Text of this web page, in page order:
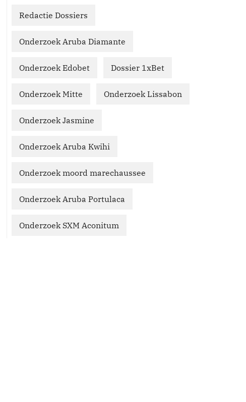
Redactie Dossiers
Onderzoek Aruba Diamante
Onderzoek Edobet Dossier 1xBet
Onderzoek Mitte Onderzoek Lissabon
Onderzoek Jasmine
Onderzoek Aruba Kwihi
Onderzoek moord marechaussee
Onderzoek Aruba Portulaca
Onderzoek SXM Aconitum